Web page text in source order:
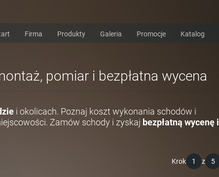
Firma Produkty Galeria Promocje Katalog
pomiar i bezpłatna wycena
i okolicach. Poznaj koszt wykonania schodów i
Zamów schody i zyskaj bezpłatną wycenę i
Krok 1 z 5